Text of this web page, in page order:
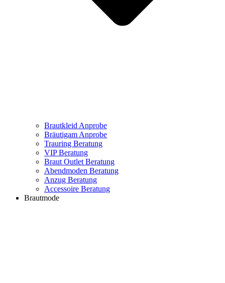
Brautkleid Anprobe
Bräutigam Anprobe
Trauring Beratung
VIP Beratung
Braut Outlet Beratung
Abendmoden Beratung
Anzug Beratung
Accessoire Beratung
Brautmode